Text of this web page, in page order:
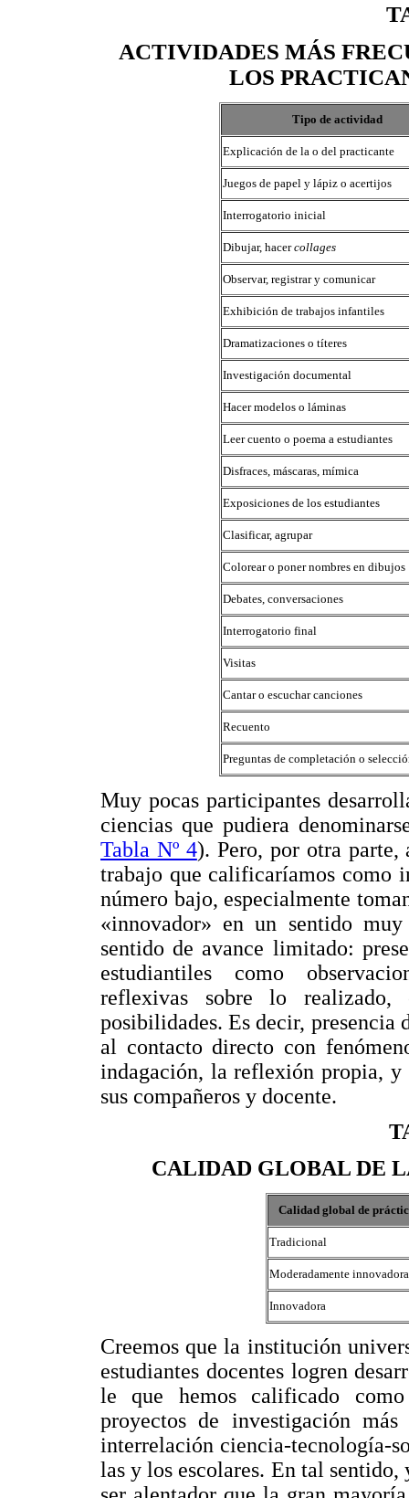
ACTIVIDADES MÁS
LOS
Tipo de actividad
Explicación de la o del practicante
Juegos de papel y lápiz o acertijos
Interrogatorio inicial
Dibujar, hacercollages
Observar, registrar y comunicar
Exhibición de trabajos infantiles
Dramatizaciones o títeres
Investigación documental
Hacer modelos o láminas
Leer cuento o poema a estudiantes
Disfraces, máscaras, mímica
Exposiciones de los estudiantes
Clasificar, agrupar
Colorear o poner nombres en dibujos
Debates, conversaciones
Interrogatorio final
Visitas
Cantar o escuchar canciones
Recuento
Preguntas de completación o
Muy pocas participantes
ciencias que pudiera
Tabla Nº 4). Pero, por otra parte,
trabajo que calificaríamos como
número bajo, especialmente
«innovador» en un sentido
sentido de avance limitado:
estudiantiles como
reflexivas sobre lo realizado,
posibilidades. Es decir, presencia
al contacto directo con
indagación, la reflexión propia, y
sus compañeros y docente.
CALIDAD GLOBAL DE
Calidad global de
Tradicional
Moderadamente innovadora
Innovadora
Creemos que la institución
estudiantes docentes logren
le que hemos calificado
proyectos de investigación
interrelación ciencia-tecnología-
las y los escolares. En tal sentido,